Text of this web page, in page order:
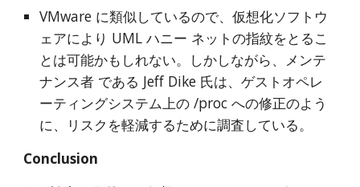
VMware に類似しているので、仮想化ソフトウ
ェアにより UML ハニー ネットの指紋をとるこ
とは可能かもしれない。しかしながら、メンテ
ナンス者 である Jeff Dike 氏は、ゲストオペレ
ーティングシステム上の /proc への修正のよう
に、リスクを軽減するために調査している。
Conclusion